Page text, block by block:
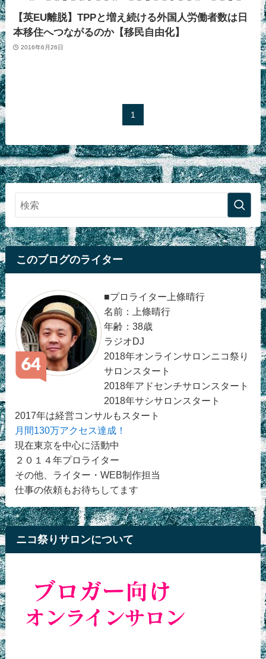
【英EU離脱】TPPと増え続ける外国人労働者数は日
本移住へつながるのか【移民自由化】
2016年6月26日
1
このブログのライター
■プロライター上條晴行
名前：上條晴行
年齢：38歳
ラジオDJ
2018年オンラインサロンニコ祭り
サロンスタート
2018年アドセンチサロンスタート
2018年サシサロンスタート
2017年は経営コンサルもスタート
月間130万アクセス達成！
現在東京を中心に活動中
２０１４年プロライター
その他、ライター・WEB制作担当
仕事の依頼もお待ちしてます
ニコ祭りサロンについて